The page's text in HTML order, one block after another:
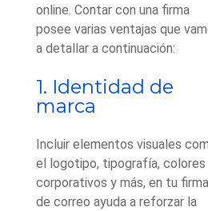
online. Contar con una firma
posee varias ventajas que
a detallar a continuación:
1. Identidad de
marca
Incluir elementos visuales
el logotipo, tipografía, colores
corporativos y más, en tu firma
de correo ayuda a reforzar la